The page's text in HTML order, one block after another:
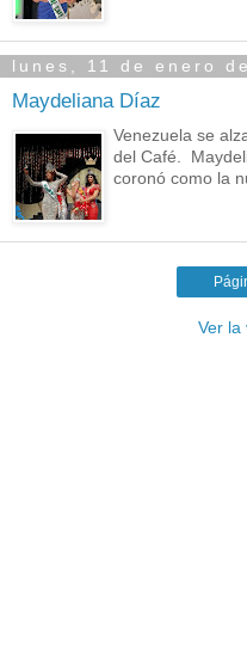
lunes, 11 de enero
Maydeliana Díaz
Venezuela se
del Café.
coronó como la
Ver la